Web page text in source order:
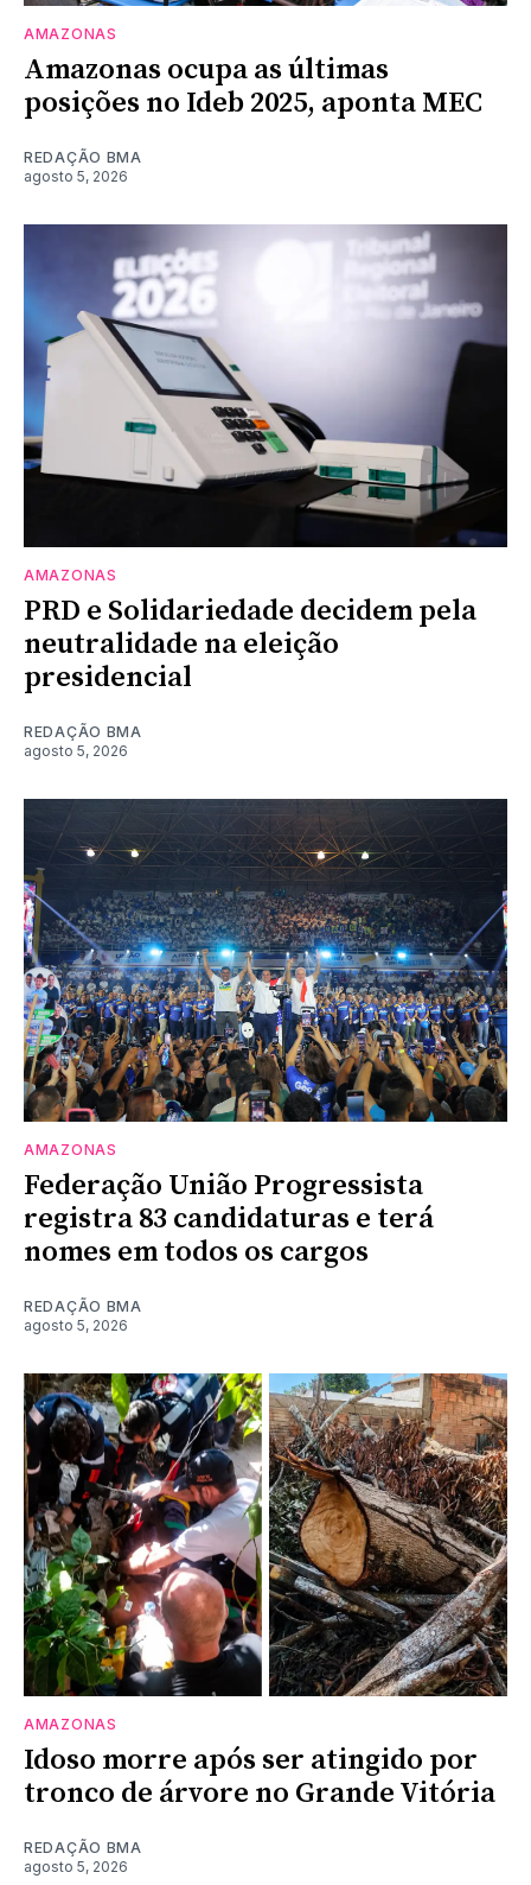
AMAZONAS
Amazonas ocupa as últimas
posições no Ideb 2025, aponta MEC
REDAÇÃO BMA
agosto 5, 2026
AMAZONAS
PRD e Solidariedade decidem pela
neutralidade na eleição
presidencial
REDAÇÃO BMA
agosto 5, 2026
AMAZONAS
Federação União Progressista
registra 83 candidaturas e terá
nomes em todos os cargos
REDAÇÃO BMA
agosto 5, 2026
AMAZONAS
Idoso morre após ser atingido por
tronco de árvore no Grande Vitória
REDAÇÃO BMA
agosto 5, 2026